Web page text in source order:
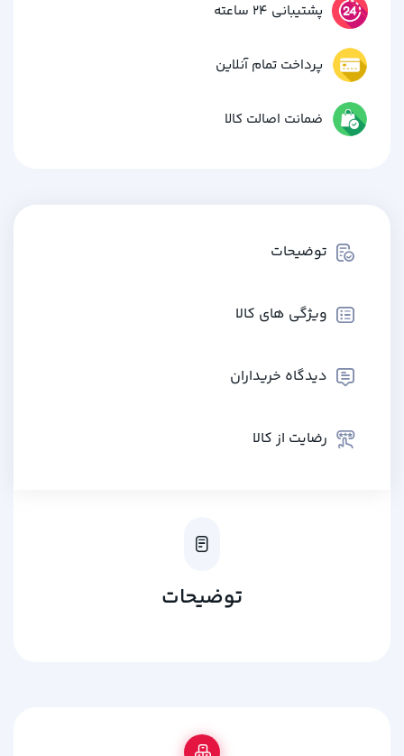
پشتیبانی 24 ساعته
پرداخت تمام آنلاین
ضمانت اصالت کالا
توضیحات
ویژگی های کالا
دیدگاه خریداران
رضایت از کالا
توضیحات